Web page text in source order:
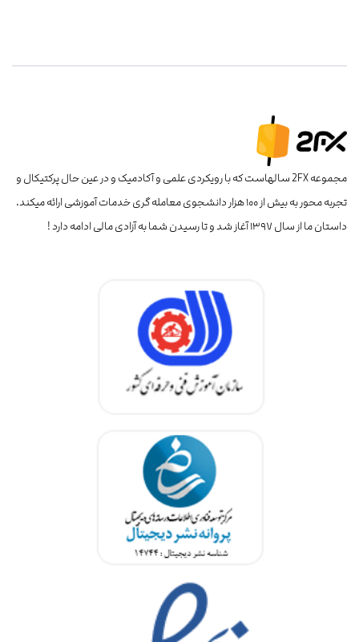
مجموعه 2FX سالهاست که با رویکردی علمی و آکادمیک و در عین حال پرکتیکال و
تجربه محور به بیش از ۱۰۰ هزار دانشجوی معامله گری خدمات آموزشی ارائه میکند.
داستان ما از سال ۱۳۹۷ آغاز شد و تا رسیدن شما به آزادی مالی ادامه دارد !